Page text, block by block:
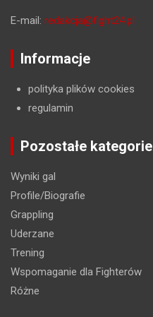
E-mail: redakcja@fight24.pl
Informacje
polityka plików cookies
regulamin
Pozostałe kategorie
Wyniki gal
Profile/Biografie
Grappling
Uderzane
Trening
Wspomaganie dla Fighterów
Różne